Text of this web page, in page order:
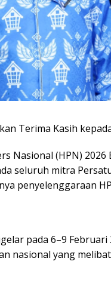
Terima Kasih
Nasional (HPN)
seluruh mitra
penyelenggaraan
pada 6–9
nasional yang